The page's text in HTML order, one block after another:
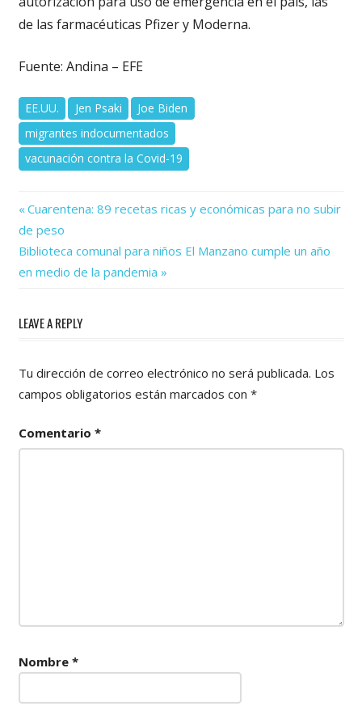
de las farmacéuticas Pfizer y Moderna.
Fuente: Andina – EFE
EE.UU. Jen Psaki
Joe Biden
migrantes indocumentados
vacunación contra la Covid-19
Navegación
de
entradas
Previous
Post:
Cuarentena: 89 recetas ricas y económicas para no subir
de peso
Next
Post:
Biblioteca comunal para niños El Manzano cumple un año
en medio de la pandemia
LEAVE A REPLY
Tu dirección de correo electrónico no será publicada. Los
campos obligatorios están marcados con *
Comentario *
Nombre *